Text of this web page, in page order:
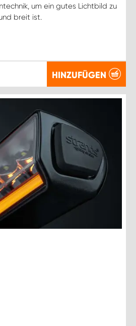
um ein gutes Lichtbild zu
breit ist.
HINZUFÜGEN